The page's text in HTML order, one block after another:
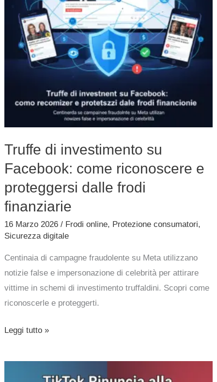
Truffe di investimento su
Facebook: come riconoscere e
proteggersi dalle frodi
finanziarie
16 Marzo 2026/ Frodi online, Protezione consumatori,
Sicurezza digitale
Centinaia di campagne fraudolente su Meta utilizzano
notizie false e impersonazione di celebrità per attirare
vittime in schemi di investimento truffaldini. Scopri come
riconoscerle e proteggerti.
riconoscere
proteggersi
dalle
Leggi tutto »